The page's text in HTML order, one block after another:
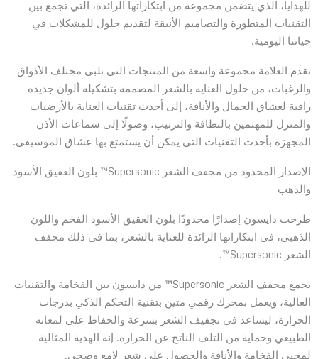
للهدايا، الذي يتضمن مجموعة من ابتكاراتها الرائدة، التي تجمع بين
التقنيات المتطورة والتصاميم الأنيقة لتقديم حلول للمشكلات في
حياتنا اليومية.
تقدم العلامة مجموعة واسعة من المنتجات التي تلبي مختلف الأذواق
والرغبات، من حلول العناية بالشعر المصممة بتشكيلة ألوان جديدة
راقية لعشاق الجمال والأناقة، إلى أحدث تقنيات العناية بالأرضيات
والمنزل للمهتمين بالنظافة والترتيب، وصولًا إلى سماعات الأذن
المجهزة بأحدث التقنيات التي يمكن أن يستمتع بها عشاق الموسيقى.
الإصدار المحدود من مجفف الشعر Supersonic™ بلون العقيق الأسود
والذهب
طرحت دايسون إصدارًا محدودًا بلون العقيق الأسود الفخم واللون
الذهبي، في ابتكاراتها الرائدة للعناية بالشعر، بما في ذلك مجفف
الشعر Supersonic™.
يجمع مجفف الشعر Supersonic™ من دايسون بين الفخامة والتقنيات
العالية، ويعمل بمحرك رقمي متين بتقنية التحكم الذكي بدرجات
الحرارة، ليساعد في تجفيف الشعر بسرعة والحفاظ على لمعانه
الطبيعي وحماية من التلف الناتج عن الحرارة. إنه الهدية المثالية
لمحبي الفخامة والأناقة والحصول على شعر لامع وصحي.